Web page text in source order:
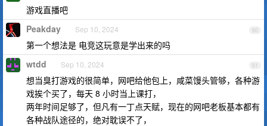
游戏直播吧
60
Peakday Sep 10, 2024
第一个想法是 电竞这玩意是学出来的吗
61
wtdd Sep 10, 2024
想当臭打游戏的很简单，网吧给他包上，咸菜馒头管够，各种游
戏挨个买了，每天 8 小时当上课打，
两年时间足够了，但凡有一丁点天赋，现在的网吧老板基本都有
各种战队途径的，绝对耽误不了，